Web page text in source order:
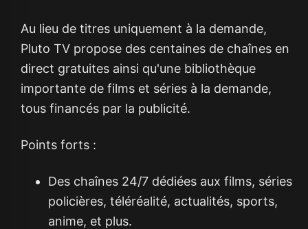
Au lieu de titres uniquement à la demande,
Pluto TV propose des centaines de chaînes en
direct gratuites ainsi qu'une bibliothèque
importante de films et séries à la demande,
tous financés par la publicité.
Points forts :
Des chaînes 24/7 dédiées aux films, séries
policières, téléréalité, actualités, sports,
anime, et plus.